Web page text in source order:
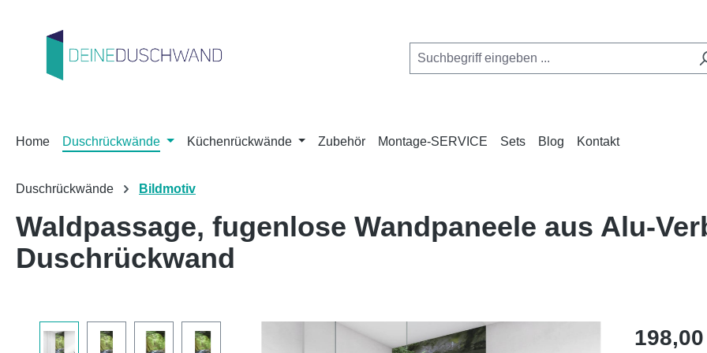
Home Duschrückwände Küchenrückwände Zubehör Montage-SERVICE Sets Blog Kontakt
Duschrückwände Bildmotiv
Waldpassage, fugenlose Wandpaneele aus Alu-
Duschrückwand
Regulärer